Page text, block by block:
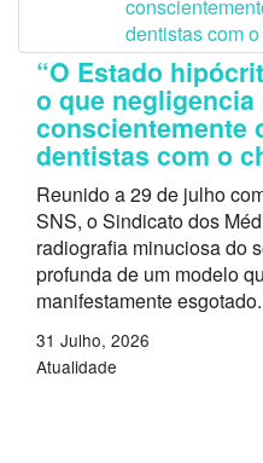
“O Estado
o que negligencia
conscientemente
dentistas com o
Reunido a 29 de julho
SNS, o Sindicato dos
radiografia minuciosa do
profunda de um modelo
manifestamente esgotado.
31 Julho, 2026
Atualidade